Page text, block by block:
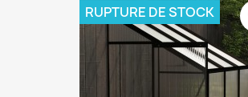
RUPTURE DE STOCK